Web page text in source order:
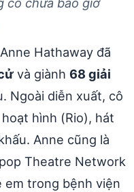
cô chưa bao giờ
Hathaway đã
và giành 68 giải
Ngoài diễn xuất, cô
hình (Rio), hát
Anne cũng là
Theatre Network
trong bệnh viện